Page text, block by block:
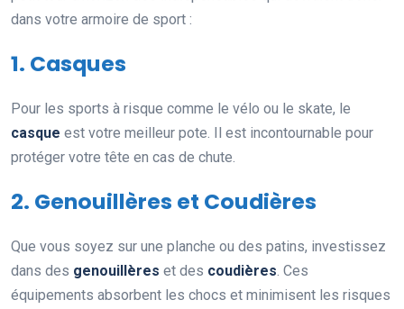
dans votre armoire de sport :
1. Casques
Pour les sports à risque comme le vélo ou le skate, le
casque est votre meilleur pote. Il est incontournable pour
protéger votre tête en cas de chute.
2. Genouillères et Coudières
Que vous soyez sur une planche ou des patins, investissez
dans des genouillères et des coudières . Ces
équipements absorbent les chocs et minimisent les risques